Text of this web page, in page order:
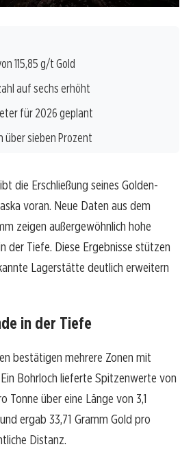
115,85 g/t Gold
auf sechs erhöht
für 2026 geplant
sieben Prozent
die Erschließung seines Golden-
voran. Neue Daten aus dem
zeigen außergewöhnlich hohe
der Tiefe. Diese Ergebnisse stützen
Lagerstätte deutlich erweitern
in der Tiefe
bestätigen mehrere Zonen mit
Bohrloch lieferte Spitzenwerte von
Tonne über eine Länge von 3,1
ergab 33,71 Gramm Gold pro
Distanz.